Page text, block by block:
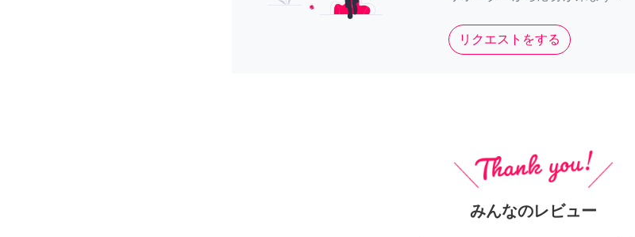
リクエストをする
みんなのレビュー